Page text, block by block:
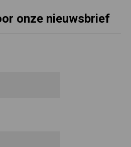
onze nieuwsbrief